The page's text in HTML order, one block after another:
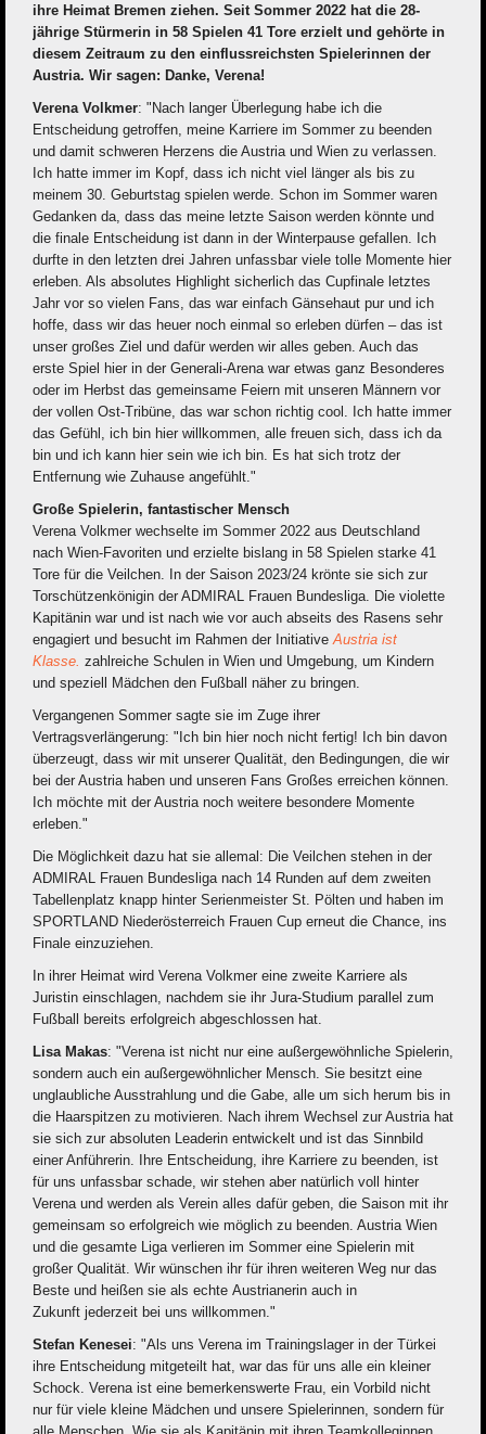
ihre Heimat Bremen ziehen. Seit Sommer 2022 hat die 28-
jährige Stürmerin in 58 Spielen 41 Tore erzielt und gehörte in
diesem Zeitraum zu den einflussreichsten Spielerinnen der
Austria. Wir sagen: Danke, Verena!
Verena Volkmer: "Nach langer Überlegung habe ich die
Entscheidung getroffen, meine Karriere im Sommer zu beenden
und damit schweren Herzens die Austria und Wien zu verlassen.
Ich hatte immer im Kopf, dass ich nicht viel länger als bis zu
meinem 30. Geburtstag spielen werde. Schon im Sommer waren
Gedanken da, dass das meine letzte Saison werden könnte und
die finale Entscheidung ist dann in der Winterpause gefallen. Ich
durfte in den letzten drei Jahren unfassbar viele tolle Momente hier
erleben. Als absolutes Highlight sicherlich das Cupfinale letztes
Jahr vor so vielen Fans, das war einfach Gänsehaut pur und ich
hoffe, dass wir das heuer noch einmal so erleben dürfen – das ist
unser großes Ziel und dafür werden wir alles geben. Auch das
erste Spiel hier in der Generali-Arena war etwas ganz Besonderes
oder im Herbst das gemeinsame Feiern mit unseren Männern vor
der vollen Ost-Tribüne, das war schon richtig cool. Ich hatte immer
das Gefühl, ich bin hier willkommen, alle freuen sich, dass ich da
bin und ich kann hier sein wie ich bin. Es hat sich trotz der
Entfernung wie Zuhause angefühlt."
Große Spielerin, fantastischer Mensch
Verena Volkmer wechselte im Sommer 2022 aus Deutschland
nach Wien-Favoriten und erzielte bislang in 58 Spielen starke 41
Tore für die Veilchen. In der Saison 2023/24 krönte sie sich zur
Torschützenkönigin der ADMIRAL Frauen Bundesliga. Die violette
Kapitänin war und ist nach wie vor auch abseits des Rasens sehr
engagiert und besucht im Rahmen der InitiativeAustria ist
Klasse. zahlreiche Schulen in Wien und Umgebung, um Kindern
und speziell Mädchen den Fußball näher zu bringen.
Vergangenen Sommer sagte sie im Zuge ihrer
Vertragsverlängerung: "Ich bin hier noch nicht fertig! Ich bin davon
überzeugt, dass wir mit unserer Qualität, den Bedingungen, die wir
bei der Austria haben und unseren Fans Großes erreichen können.
Ich möchte mit der Austria noch weitere besondere Momente
erleben."
Die Möglichkeit dazu hat sie allemal: Die Veilchen stehen in der
ADMIRAL Frauen Bundesliga nach 14 Runden auf dem zweiten
Tabellenplatz knapp hinter Serienmeister St. Pölten und haben im
SPORTLAND Niederösterreich Frauen Cup erneut die Chance, ins
Finale einzuziehen.
In ihrer Heimat wird Verena Volkmer eine zweite Karriere als
Juristin einschlagen, nachdem sie ihr Jura-Studium parallel zum
Fußball bereits erfolgreich abgeschlossen hat.
Lisa Makas: "Verena ist nicht nur eine außergewöhnliche Spielerin,
sondern auch ein außergewöhnlicher Mensch. Sie besitzt eine
unglaubliche Ausstrahlung und die Gabe, alle um sich herum bis in
die Haarspitzen zu motivieren. Nach ihrem Wechsel zur Austria hat
sie sich zur absoluten Leaderin entwickelt und ist das Sinnbild
einer Anführerin. Ihre Entscheidung, ihre Karriere zu beenden, ist
für uns unfassbar schade, wir stehen aber natürlich voll hinter
Verena und werden als Verein alles dafür geben, die Saison mit ihr
gemeinsam so erfolgreich wie möglich zu beenden. Austria Wien
und die gesamte Liga verlieren im Sommer eine Spielerin mit
großer Qualität. Wir wünschen ihr für ihren weiteren Weg nur das
Beste und heißen sie als echte Austrianerin auch in
Zukunft jederzeit bei uns willkommen."
Stefan Kenesei: "Als uns Verena im Trainingslager in der Türkei
ihre Entscheidung mitgeteilt hat, war das für uns alle ein kleiner
Schock. Verena ist eine bemerkenswerte Frau, ein Vorbild nicht
nur für viele kleine Mädchen und unsere Spielerinnen, sondern für